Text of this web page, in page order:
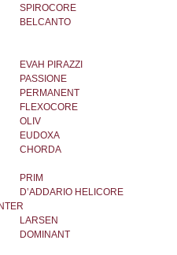
SPIROCORE
BELCANTO
EVAH PIRAZZI
PASSIONE
PERMANENT
FLEXOCORE
OLIV
EUDOXA
CHORDA
PRIM
D’ADDARIO HELICORE
LARSEN
DOMINANT